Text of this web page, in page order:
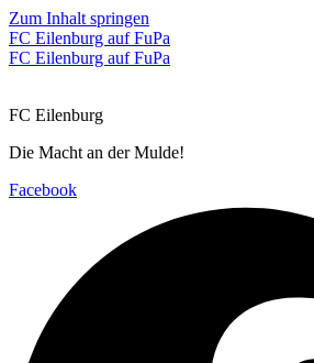
Zum Inhalt springen
FC Eilenburg auf FuPa
FC Eilenburg auf FuPa
FC Eilenburg
Die Macht an der Mulde!
Facebook